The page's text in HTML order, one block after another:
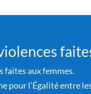
faites aux femmes.
pour l’Égalité entre